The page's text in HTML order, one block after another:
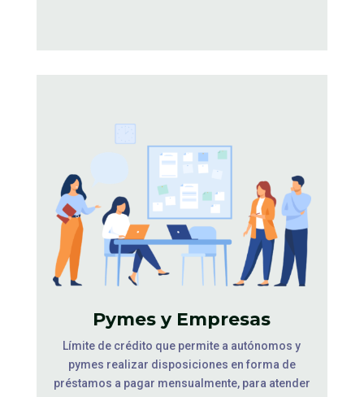
Pymes y Empresas
Límite de crédito que permite a autónomos y
pymes realizar disposiciones en forma de
préstamos a pagar mensualmente, para atender